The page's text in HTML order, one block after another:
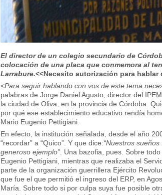
El director de un colegio secundario de
colocación de una placa que conmemora al
Larrabure.<<Necesito autorización para hablar
<Para seguir hablando con vos de este tema
palabras de Jorge Daniel Agusto, director del
la ciudad de Oliva, en la provincia de Córdoba.
por qué ese establecimiento educativo rendía
Mario Eugenio Pettigiani.
En efecto, la institución señalada, desde el año
“recordar” a “Quico”. Y que dice:“Nuestros
generoso ejemplo” . Una bazofia, pues. Sobre
Eugenio Pettigiani, mientras que realizaba el
parte de la organización guerrillera Ejército
que fue el que permitió el ingreso del ERP, en
María. Sobre todo si por culpa suya fue posible